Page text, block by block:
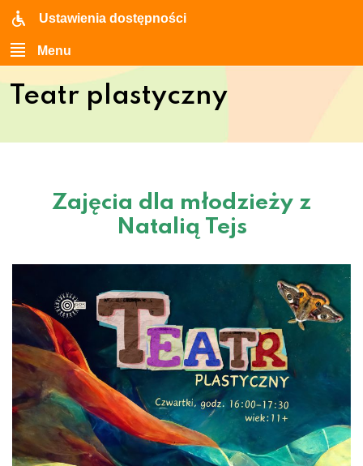
Ustawienia dostępności
Menu
Teatr plastyczny
Zajęcia dla młodzieży z
Natalią Tejs